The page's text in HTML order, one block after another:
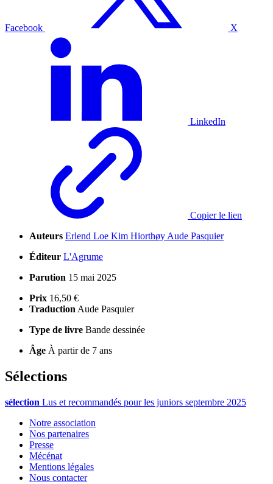
Facebook X
LinkedIn
Copier le lien
Auteurs Erlend Loe Kim Hiorthøy Aude Pasquier
Éditeur L'Agrume
Parution 15 mai 2025
Prix 16,50 €
Traduction Aude Pasquier
Type de livre Bande dessinée
Âge À partir de 7 ans
Sélections
sélection Lus et recommandés pour les juniors septembre 2025
Notre association
Nos partenaires
Presse
Mécénat
Mentions légales
Nous contacter